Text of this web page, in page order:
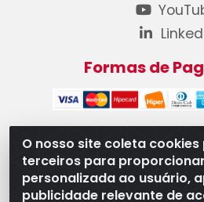
O nosso site coleta
terceiros para
personalizada ao usuário,
publicidade relevante de
Formas de
WB Componentes
08.528.393/0001-12 - Rua do
Oeste Industrial, Goiânia/